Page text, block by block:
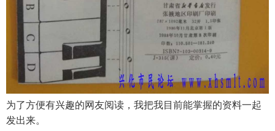
为了方便有兴趣的网友阅读，我把我目前能掌握的资料一起
发出来。